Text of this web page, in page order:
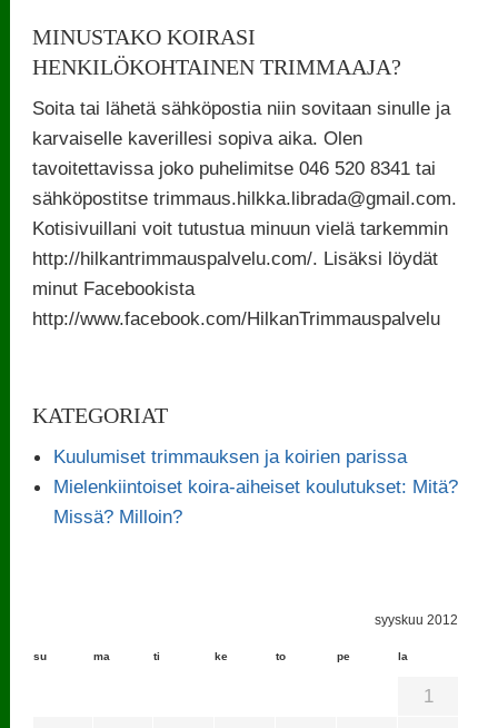
MINUSTAKO KOIRASI
HENKILÖKOHTAINEN TRIMMAAJA?
Soita tai lähetä sähköpostia niin sovitaan sinulle ja
karvaiselle kaverillesi sopiva aika. Olen
tavoitettavissa joko puhelimitse 046 520 8341 tai
sähköpostitse trimmaus.hilkka.librada@gmail.com.
Kotisivuillani voit tutustua minuun vielä tarkemmin
http://hilkantrimmauspalvelu.com/. Lisäksi löydät
minut Facebookista
http://www.facebook.com/HilkanTrimmauspalvelu
KATEGORIAT
Kuulumiset trimmauksen ja koirien parissa
Mielenkiintoiset koira-aiheiset koulutukset: Mitä?
Missä? Milloin?
syyskuu 2012
su ma ti ke to pe la
1